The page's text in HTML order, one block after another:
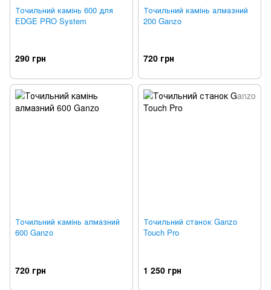
Точильний камінь 600 для
EDGE PRO System
290 грн
Точильний камінь алмазний
200 Ganzo
720 грн
Точильний камінь алмазний
600 Ganzo
720 грн
Точильний станок Ganzo
Touch Pro
1 250 грн